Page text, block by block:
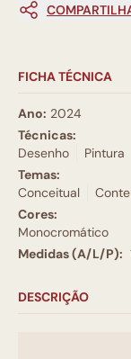
FICHA TÉCNICA
Ano: 2024
Técnicas:
Desenho
Pintura
Temas:
Conceitual
Cores:
Monocromático
Medidas (A/L/P):
DESCRIÇÃO